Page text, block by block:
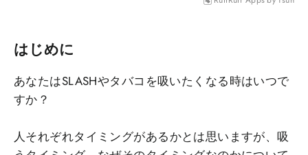
はじめに
あなたはSLASHやタバコを吸いたくなる時はいつで
すか？
人それぞれタイミングがあるかとは思いますが、吸